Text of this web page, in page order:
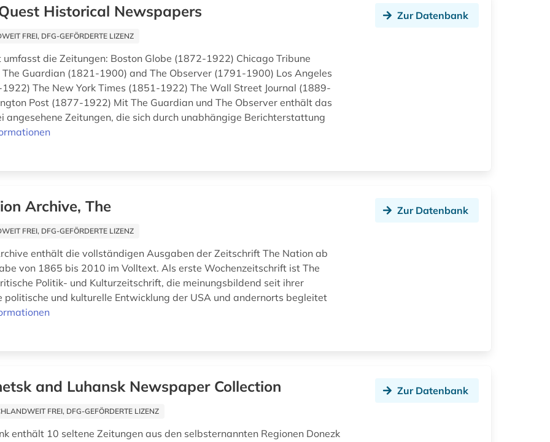
Historical Newspapers
FREI, DFG-GEFÖRDERTE LIZENZ
umfasst die Zeitungen: Boston Globe (1872-1922) Chicago Tribune
Guardian (1821-1900) and The Observer (1791-1900) Los Angeles
The New York Times (1851-1922) The Wall Street Journal (1889-
Post (1877-1922) Mit The Guardian und The Observer enthält das
angesehene Zeitungen, die sich durch unabhängige Berichterstattung
Zur Datenbank
Archive, The
FREI, DFG-GEFÖRDERTE LIZENZ
enthält die vollständigen Ausgaben der Zeitschrift The Nation ab
von 1865 bis 2010 im Volltext. Als erste Wochenzeitschrift ist The
Politik- und Kulturzeitschrift, die meinungsbildend seit ihrer
politische und kulturelle Entwicklung der USA und andernorts begleitet
Zur Datenbank
and Luhansk Newspaper Collection
FREI, DFG-GEFÖRDERTE LIZENZ
enthält 10 seltene Zeitungen aus den selbsternannten Regionen Donezk
Zur Datenbank